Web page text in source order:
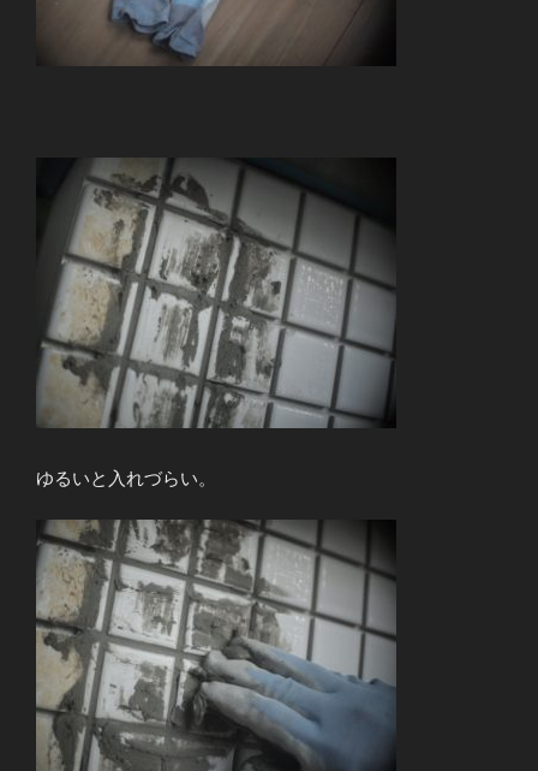
ゆるいと入れづらい。